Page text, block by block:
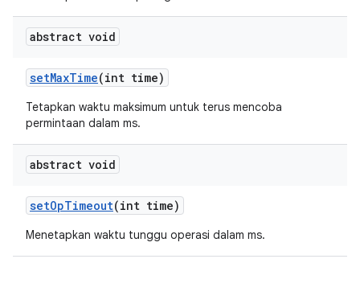
abstract void
setMaxTime(int time)
Tetapkan waktu maksimum untuk terus mencoba
permintaan dalam ms.
abstract void
setOpTimeout(int time)
Menetapkan waktu tunggu operasi dalam ms.